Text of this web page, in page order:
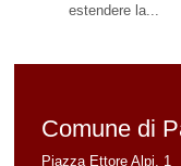
estendere la...
Comune di
Piazza Ettore Alpi, 1